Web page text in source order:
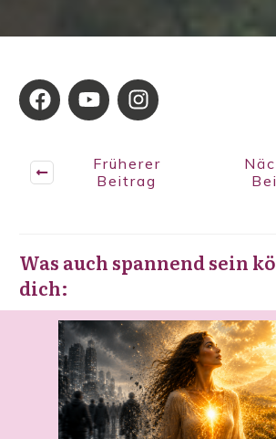
Früherer
Beitrag
Was auch spannend sein
dich: